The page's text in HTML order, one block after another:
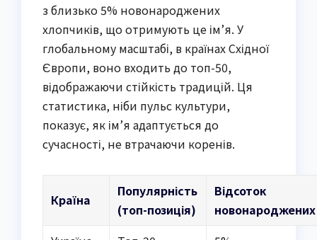
з близько 5% новонароджених
хлопчиків, що отримують це ім’я. У
глобальному масштабі, в країнах Східної
Європи, воно входить до топ-50,
відображаючи стійкість традицій. Ця
статистика, ніби пульс культури,
показує, як ім’я адаптується до
сучасності, не втрачаючи коренів.
Країна
Популярність
(топ-позиція)
Відсоток
новонароджених